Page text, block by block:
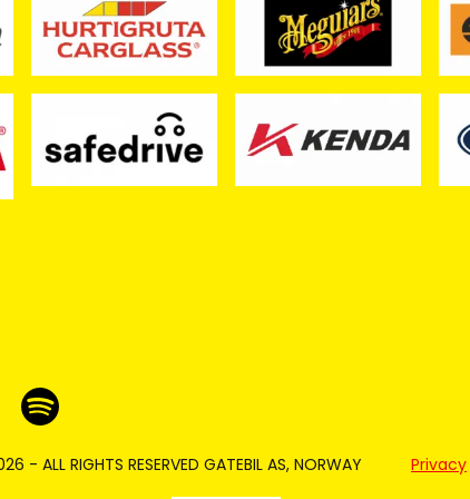
- ALL RIGHTS RESERVED GATEBIL AS, NORWAY Privacy